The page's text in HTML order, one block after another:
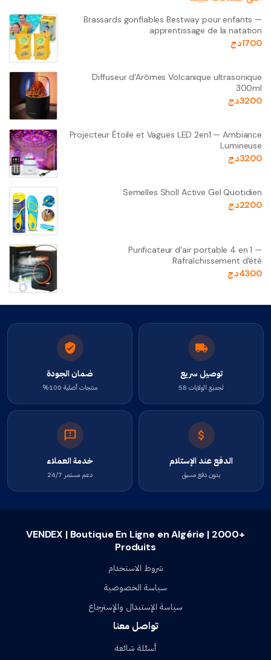
Brassards gonflables Bestway pour enfants —
apprentissage de la natation
1700د.ج
Diffuseur d'Arômes Volcanique ultrasonique
300ml
3200د.ج
Projecteur Étoile et Vagues LED 2en1 — Ambiance
Lumineuse
3200د.ج
Semelles Sholl Active Gel Quotidien
2200د.ج
Purificateur d'air portable 4 en 1 —
Rafraîchissement d'été
4300د.ج
توصيل سريع
لجميع الولايات 58
ضمان الجودة
منتجات أصلية 100%
الدفع عند الإستلام
بدون دفع مسبق
خدمة العملاء
دعم مستمر 24/7
VENDEX | Boutique En Ligne en Algérie | 2000+
Produits
شروط الاستخدام
سياسة الخصوصية
سياسة الإستبدال والإسترجاع
تواصل معنا
أسئلة شائعة